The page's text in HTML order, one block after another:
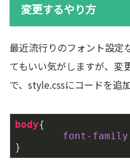
変更するやり方
最近流行りのフォント設定
てもいい気がしますが、変
で、style.cssにコードを追加
body{
font-family